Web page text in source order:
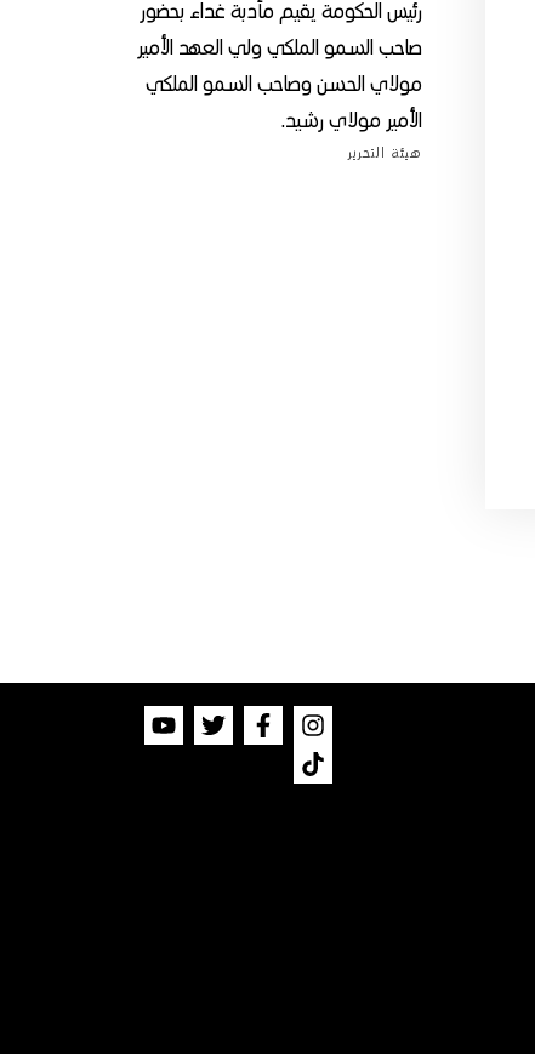
رئيس الحكومة يقيم مأدبة غداء بحضور
صاحب السمو الملكي ولي العهد الأمير
مولاي الحسن وصاحب السمو الملكي
الأمير مولاي رشيد.
هيئة التحرير